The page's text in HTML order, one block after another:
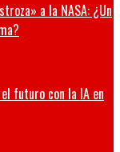
a la NASA: ¿Un
futuro con la IA en